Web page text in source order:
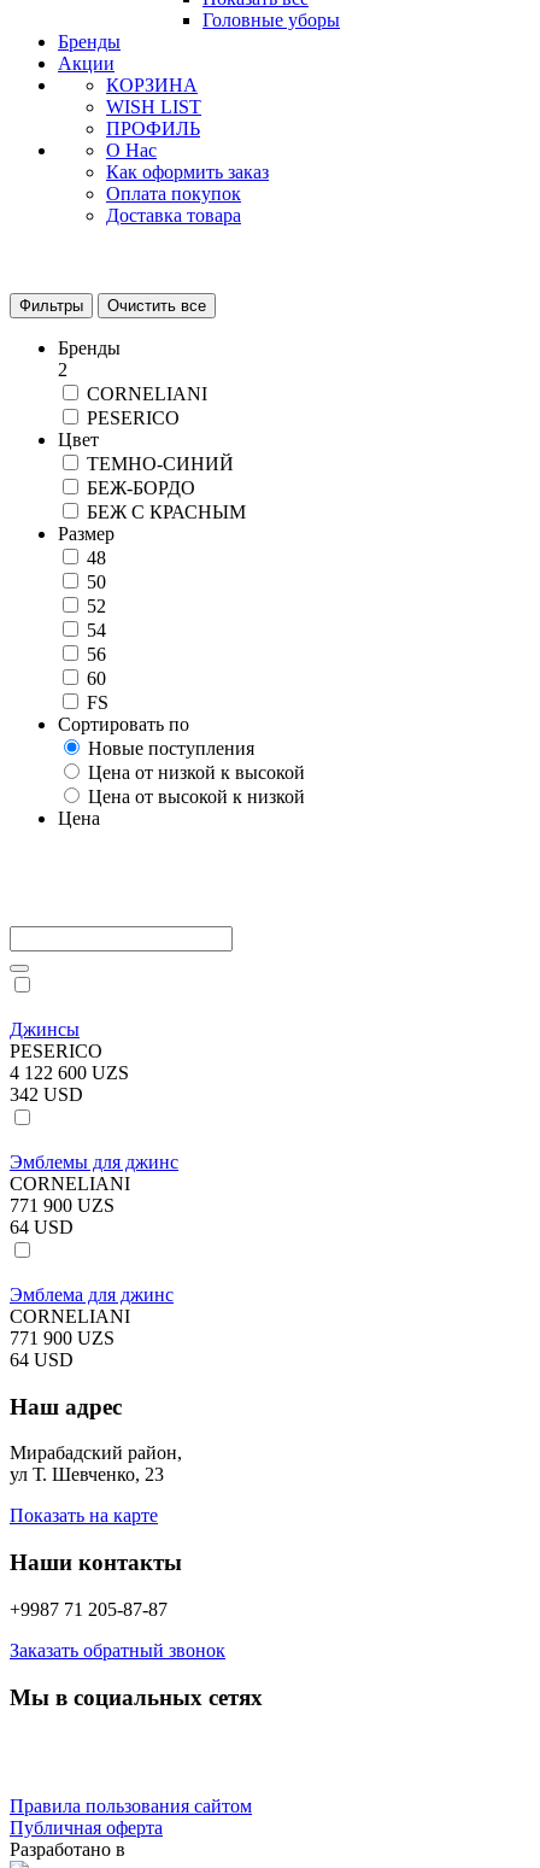
Головные уборы
Бренды
Акции
КОРЗИНА
WISH LIST
ПРОФИЛЬ
О Нас
Как оформить заказ
Оплата покупок
Доставка товара
Фильтры Очистить все
Бренды
2
CORNELIANI
PESERICO
Цвет
ТЕМНО-СИНИЙ
БЕЖ-БОРДО
БЕЖ С КРАСНЫМ
Размер
48
50
52
54
56
60
FS
Сортировать по
Новые поступления
Цена от низкой к высокой
Цена от высокой к низкой
Цена
Джинсы
PESERICO
4 122 600 UZS
342 USD
Эмблемы для джинс
CORNELIANI
771 900 UZS
64 USD
Эмблема для джинс
CORNELIANI
771 900 UZS
64 USD
Наш адрес
Мирабадский район,
ул Т. Шевченко, 23
Показать на карте
Наши контакты
+9987 71 205-87-87
Заказать обратный звонок
Мы в социальных сетях
Правила пользования сайтом
Публичная оферта
Разработано в